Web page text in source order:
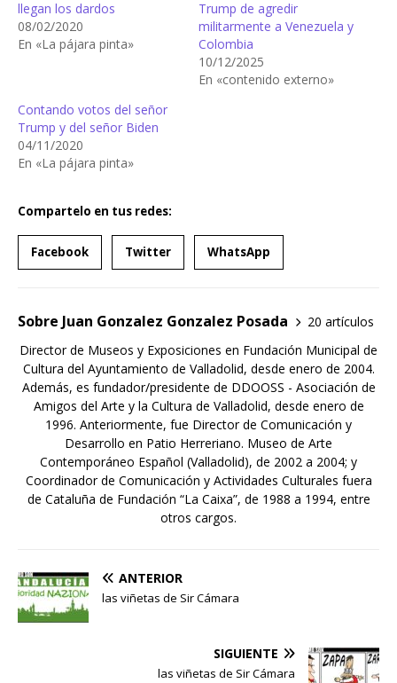
llegan los dardos
08/02/2020
En «La pájara pinta»
Trump de agredir
militarmente a Venezuela y
Colombia
10/12/2025
En «contenido externo»
Contando votos del señor
Trump y del señor Biden
04/11/2020
En «La pájara pinta»
Compartelo en tus redes:
Facebook Twitter WhatsApp
Sobre Juan Gonzalez Gonzalez Posada
20 artículos
Director de Museos y Exposiciones en Fundación Municipal de
Cultura del Ayuntamiento de Valladolid, desde enero de 2004.
Además, es fundador/presidente de DDOOSS - Asociación de
Amigos del Arte y la Cultura de Valladolid, desde enero de
1996. Anteriormente, fue Director de Comunicación y
Desarrollo en Patio Herreriano. Museo de Arte
Contemporáneo Español (Valladolid), de 2002 a 2004; y
Coordinador de Comunicación y Actividades Culturales fuera
de Cataluña de Fundación “La Caixa”, de 1988 a 1994, entre
otros cargos.
ANTERIOR
las viñetas de Sir Cámara
SIGUIENTE
las viñetas de Sir Cámara